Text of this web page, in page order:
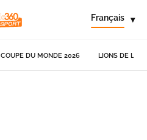
Français ▾
COUPE DU MONDE 2026 LIONS DE